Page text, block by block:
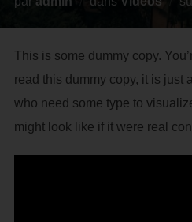
This is some dummy copy.
read this dummy copy, it is just
who need some type to
might look like if it were real